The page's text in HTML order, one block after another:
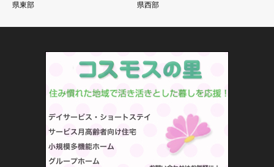
県東部
県西部